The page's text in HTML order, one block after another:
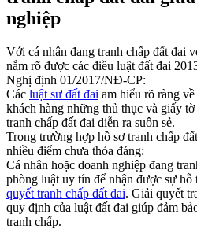
nghiệp
Với cá nhân đang tranh chấp đất đai
nắm rõ được các điều luật đất đai
Nghị định 01/2017/NĐ-CP:
Các luật sư đất đai am hiểu rõ ràng
khách hàng những thủ thục và giấy
tranh chấp đất đai diễn ra suôn sẻ.
Trong trường hợp hồ sơ tranh chấp
nhiều điểm chưa thỏa đáng:
Cá nhân hoặc doanh nghiệp đang
phòng luật uy tín để nhận được sự hỗ
quyết tranh chấp đất đai. Giải quyết
quy định của luật đất đai giúp đảm
tranh chấp.